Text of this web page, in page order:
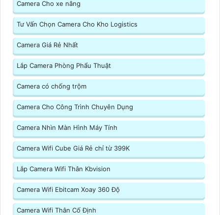
Camera Cho xe nâng
Tư Vấn Chọn Camera Cho Kho Logistics
Camera Giá Rẻ Nhất
Lắp Camera Phòng Phẩu Thuật
Camera có chống trộm
Camera Cho Công Trình Chuyên Dụng
Camera Nhìn Màn Hình Máy Tính
Camera Wifi Cube Giá Rẻ chỉ từ 399K
Lắp Camera Wifi Thân Kbvision
Camera Wifi Ebitcam Xoay 360 Độ
Camera Wifi Thân Cố Định